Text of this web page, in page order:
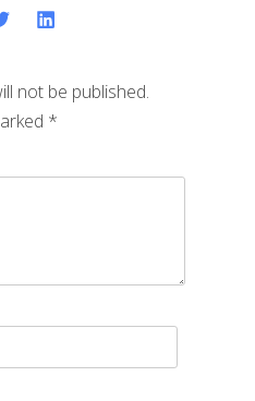
not be published.
*